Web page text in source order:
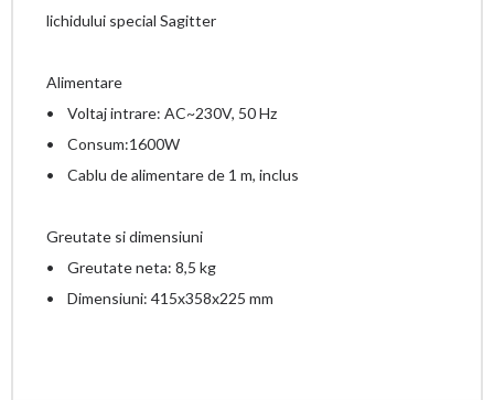
lichidului special Sagitter
Alimentare
• Voltaj intrare: AC~230V, 50 Hz
• Consum:1600W
• Cablu de alimentare de 1 m, inclus
Greutate si dimensiuni
• Greutate neta: 8,5 kg
• Dimensiuni: 415x358x225 mm